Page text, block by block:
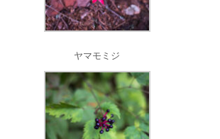
ヤマモミジ